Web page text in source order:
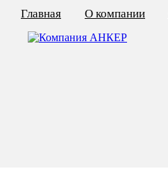
Главная О компании